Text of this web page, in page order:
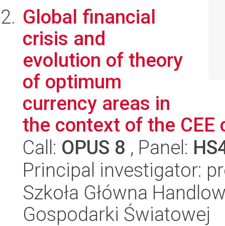
Global financial
crisis and
evolution of theory
of optimum
currency areas in
the context of the
Call: OPUS 8 , Panel:
Principal investigator:
Szkoła Główna
Gospodarki Światowej